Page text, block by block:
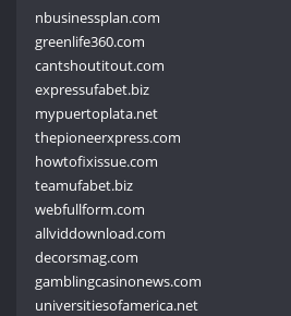
nbusinessplan.com
greenlife360.com
cantshoutitout.com
expressufabet.biz
mypuertoplata.net
thepioneerxpress.com
howtofixissue.com
teamufabet.biz
webfullform.com
allviddownload.com
decorsmag.com
gamblingcasinonews.com
universitiesofamerica.net